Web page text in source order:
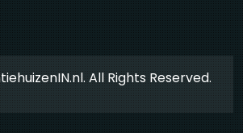
All Rights Reserved.